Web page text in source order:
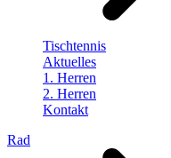
Tischtennis
Aktuelles
1. Herren
2. Herren
Kontakt
Rad